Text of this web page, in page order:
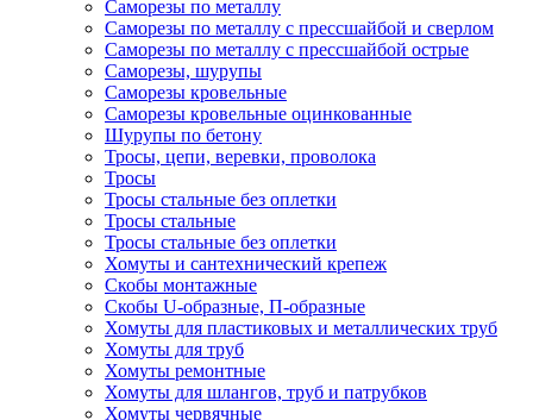
Саморезы по металлу
Саморезы по металлу с прессшайбой и сверлом
Саморезы по металлу с прессшайбой острые
Саморезы, шурупы
Саморезы кровельные
Саморезы кровельные оцинкованные
Шурупы по бетону
Тросы, цепи, веревки, проволока
Тросы
Тросы стальные без оплетки
Тросы стальные
Тросы стальные без оплетки
Хомуты и сантехнический крепеж
Скобы монтажные
Скобы U-образные, П-образные
Хомуты для пластиковых и металлических труб
Хомуты для труб
Хомуты ремонтные
Хомуты для шлангов, труб и патрубков
Хомуты червячные